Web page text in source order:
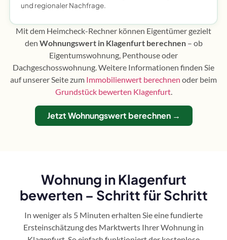
und regionaler Nachfrage.
Mit dem Heimcheck-Rechner können Eigentümer gezielt
den Wohnungswert in Klagenfurt berechnen– ob
Eigentumswohnung, Penthouse oder
Dachgeschosswohnung. Weitere Informationen finden Sie
auf unserer Seite zum Immobilienwert berechnen oder beim
Grundstück bewerten Klagenfurt.
Jetzt Wohnungswert berechnen →
Wohnung in Klagenfurt
bewerten – Schritt für Schritt
In weniger als 5 Minuten erhalten Sie eine fundierte
Ersteinschätzung des Marktwerts Ihrer Wohnung in